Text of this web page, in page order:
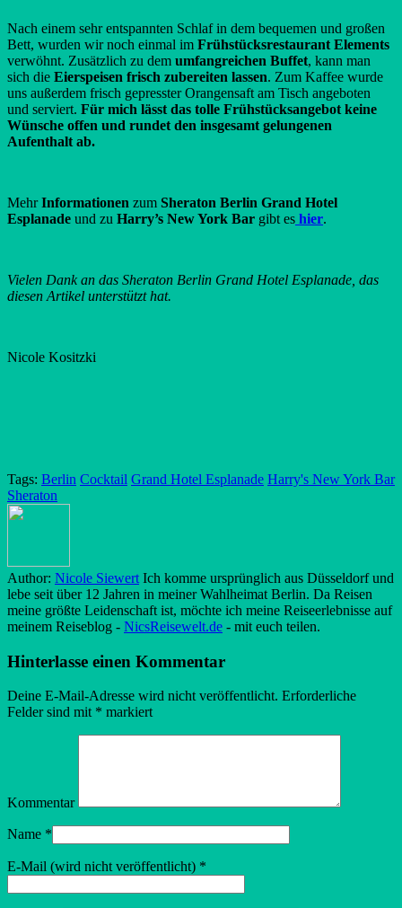
Nach einem sehr entspannten Schlaf in dem bequemen und großen
Bett, wurden wir noch einmal im Frühstücksrestaurant Elements
verwöhnt. Zusätzlich zu dem umfangreichen Buffet, kann man
sich die Eierspeisen frisch zubereiten lassen. Zum Kaffee wurde
uns außerdem frisch gepresster Orangensaft am Tisch angeboten
und serviert. Für mich lässt das tolle Frühstücksangebot keine
Wünsche offen und rundet den insgesamt gelungenen
Aufenthalt ab.
MehrInformationen zum Sheraton Berlin Grand Hotel
Esplanade und zu Harry’s New York Bar gibt es hier.
Vielen Dank an das Sheraton Berlin Grand Hotel Esplanade, das
diesen Artikel unterstützt hat.
Nicole Kositzki
Tags: Berlin Cocktail Grand Hotel Esplanade Harry's New York Bar
Sheraton
Author: Nicole Siewert Ich komme ursprünglich aus Düsseldorf und
lebe seit über 12 Jahren in meiner Wahlheimat Berlin. Da Reisen
meine größte Leidenschaft ist, möchte ich meine Reiseerlebnisse auf
meinem Reiseblog - NicsReisewelt.de - mit euch teilen.
Hinterlasse einen Kommentar
Deine E-Mail-Adresse wird nicht veröffentlicht. Erforderliche
Felder sind mit * markiert
Kommentar
Name *
E-Mail (wird nicht veröffentlicht) *